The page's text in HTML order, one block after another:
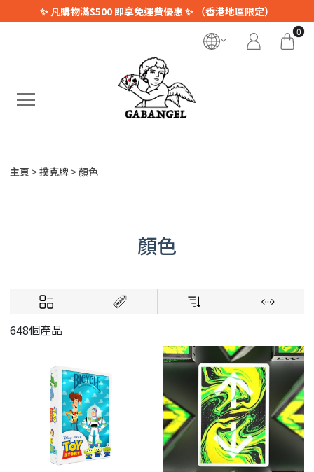
✨ 凡購物滿$500 即享免運費優惠 ✨ （香港地區限定）
0
主頁 撲克牌 顏色
顏色
648個產品